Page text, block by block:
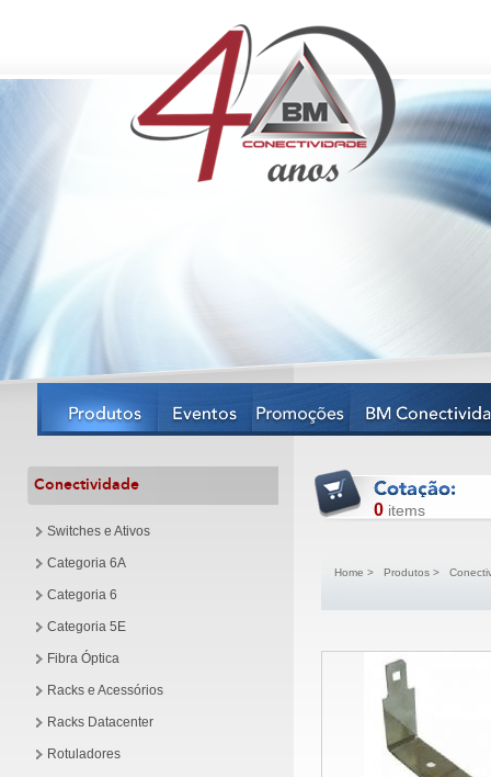
Conectividade
Switches e Ativos
Categoria 6A
Categoria 6
Categoria 5E
Fibra Óptica
Racks e Acessórios
Racks Datacenter
Rotuladores
0 items
Home > Produtos >